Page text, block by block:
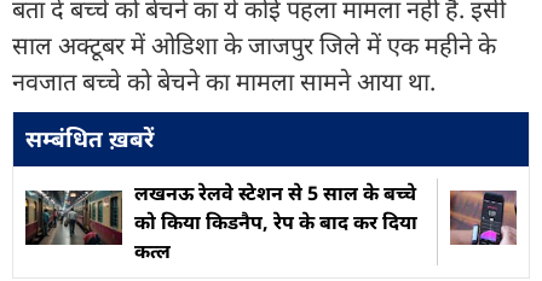
बता दें बच्चे को बेचने का ये कोई पहला मामला नहीं है. इसी
साल अक्टूबर में ओडिशा के जाजपुर जिले में एक महीने के
नवजात बच्चे को बेचने का मामला सामने आया था.
सम्बंधित ख़बरें
लखनऊ रेलवे स्टेशन से 5 साल के बच्चे
को किया किडनैप, रेप के बाद कर दिया
कत्ल